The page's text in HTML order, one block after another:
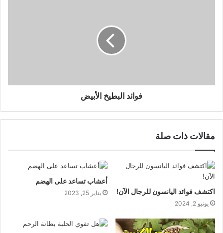
فوائد البطيخ الأبيض
مقالات ذات صلة
اكتشف فوائد اليانسون للرجال الآن!
يونيو 2, 2024
أعشاب تساعد على الهضم
يناير 25, 2023